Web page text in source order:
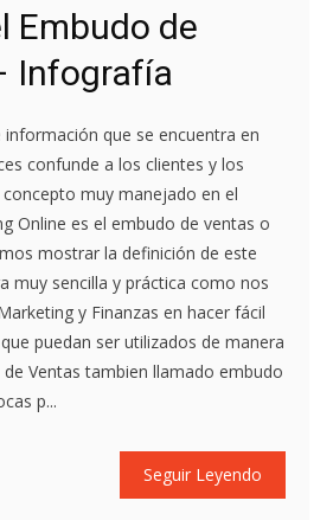
Embudo de
Infografía
información que se encuentra en
confunde a los clientes y los
muy manejado en el
Online es el embudo de ventas o
mostrar la definición de este
muy sencilla y práctica como nos
y Finanzas en hacer fácil
puedan ser utilizados de manera
Ventas tambien llamado embudo
p...
Seguir Leyendo